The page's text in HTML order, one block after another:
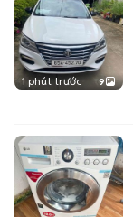
1 phút trước 9